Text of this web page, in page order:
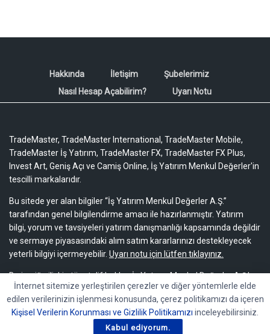
Hakkında İletişim
Şubelerimiz
Nasıl Hesap Açabilirim?
Uyarı Notu
TradeMaster, TradeMaster International, TradeMaster Mobile,
TradeMaster İş Yatırım, TradeMaster FX, TradeMaster FX Plus,
Invest Art, Geniş Açı ve Camiş Online, İş Yatırım Menkul Değerler'in
tescilli markalarıdır.
Bu sitede yer alan bilgiler “İş Yatırım Menkul Değerler A.Ş.”
tarafından genel bilgilendirme amacı ile hazırlanmıştır. Yatırım
bilgi, yorum ve tavsiyeleri yatırım danışmanlığı kapsamında değildir
ve sermaye piyasasındaki alım satım kararlarınızı destekleyecek
yeterli bilgiyi içermeyebilir. Uyarı notu için lütfen tıklayınız.
Bu içeriğe ilişkin tüm telif hakları İş Yatırım Menkul Değerler A.Ş.’ye
aittir. Bu içerik, açık iznimiz olmaksızın başkaları tarafından
herhangi bir amaçla, kısmen veya tamamen çoğaltılamaz,
dağıtılamaz, yayımlanamaz veya değiştirilemez.
İnternet sitemize yerleştirilen çerezler ve diğer yöntemlerle elde
edilen verilerinizin işlenmesi konusunda, çerez politikamızı da içeren
Kişisel Verilerin Korunması ve Gizlilik Politikamızı inceleyebilirsiniz.
Kabul ediyorum.